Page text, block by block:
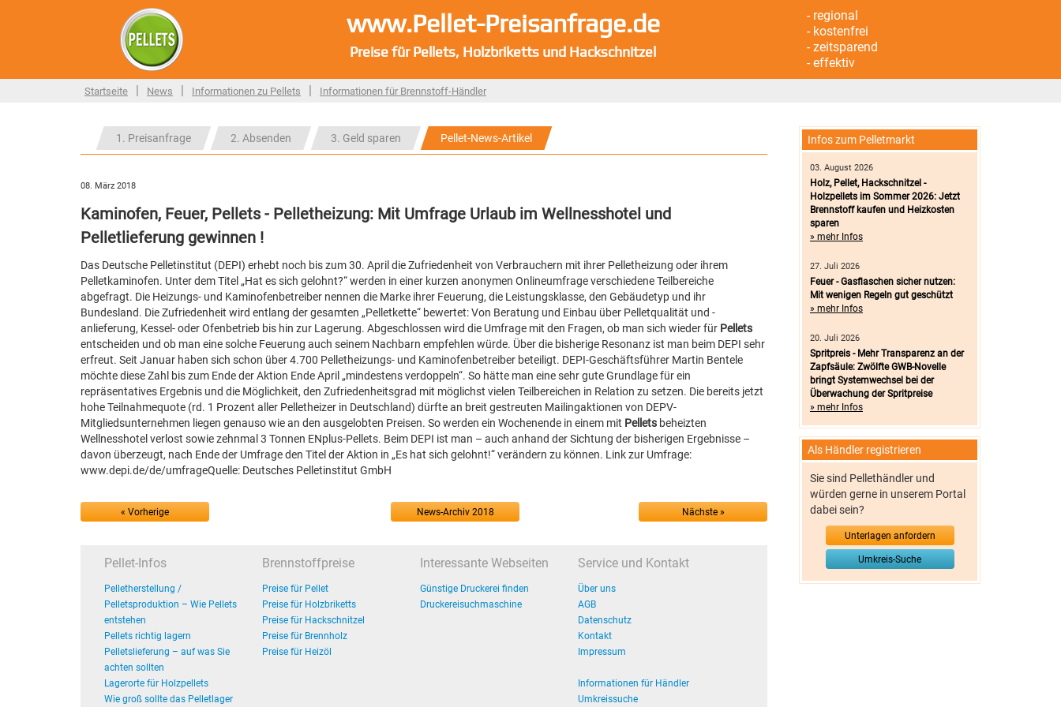
www.Pellet-Preisanfrage.de
Preise für Pellets, Holzbriketts und Hackschnitzel
- regional
- kostenfrei
- zeitsparend
- effektiv
Startseite | News | Informationen zu Pellets | Informationen für Brennstoff-Händler
1. Preisanfrage 2. Absenden 3. Geld sparen Pellet-News-Artikel
08. März 2018
Kaminofen, Feuer, Pellets - Pelletheizung: Mit Umfrage Urlaub im Wellnesshotel und
Pelletlieferung gewinnen !
Das Deutsche Pelletinstitut (DEPI) erhebt noch bis zum 30. April die Zufriedenheit von Verbrauchern mit ihrer Pelletheizung oder ihrem
Pelletkaminofen. Unter dem Titel „Hat es sich gelohnt?“ werden in einer kurzen anonymen Onlineumfrage verschiedene Teilbereiche
abgefragt. Die Heizungs- und Kaminofenbetreiber nennen die Marke ihrer Feuerung, die Leistungsklasse, den Gebäudetyp und ihr
Bundesland. Die Zufriedenheit wird entlang der gesamten „Pelletkette“ bewertet: Von Beratung und Einbau über Pelletqualität und -
anlieferung, Kessel- oder Ofenbetrieb bis hin zur Lagerung. Abgeschlossen wird die Umfrage mit den Fragen, ob man sich wieder für Pellets
entscheiden und ob man eine solche Feuerung auch seinem Nachbarn empfehlen würde. Über die bisherige Resonanz ist man beim DEPI sehr
erfreut. Seit Januar haben sich schon über 4.700 Pelletheizungs- und Kaminofenbetreiber beteiligt. DEPI-Geschäftsführer Martin Bentele
möchte diese Zahl bis zum Ende der Aktion Ende April „mindestens verdoppeln“. So hätte man eine sehr gute Grundlage für ein
repräsentatives Ergebnis und die Möglichkeit, den Zufriedenheitsgrad mit möglichst vielen Teilbereichen in Relation zu setzen. Die bereits jetzt
hohe Teilnahmequote (rd. 1 Prozent aller Pelletheizer in Deutschland) dürfte an breit gestreuten Mailingaktionen von DEPV-
Mitgliedsunternehmen liegen genauso wie an den ausgelobten Preisen. So werden ein Wochenende in einem mit Pellets beheizten
Wellnesshotel verlost sowie zehnmal 3 Tonnen ENplus-Pellets. Beim DEPI ist man – auch anhand der Sichtung der bisherigen Ergebnisse –
davon überzeugt, nach Ende der Umfrage den Titel der Aktion in „Es hat sich gelohnt!“ verändern zu können. Link zur Umfrage:
www.depi.de/de/umfrageQuelle: Deutsches Pelletinstitut GmbH
« Vorherige News-Archiv 2018 Nächste »
Infos zum Pelletmarkt
03. August 2026
Holz, Pellet, Hackschnitzel -
Holzpellets im Sommer 2026: Jetzt
Brennstoff kaufen und Heizkosten
sparen
» mehr Infos
27. Juli 2026
Feuer - Gasflaschen sicher nutzen:
Mit wenigen Regeln gut geschützt
» mehr Infos
20. Juli 2026
Spritpreis - Mehr Transparenz an der
Zapfsäule: Zwölfte GWB-Novelle
bringt Systemwechsel bei der
Überwachung der Spritpreise
» mehr Infos
Als Händler registrieren
Sie sind Pellethändler und
würden gerne in unserem Portal
dabei sein?
Unterlagen anfordern
Umkreis-Suche
Pellet-Infos
Pelletherstellung /
Pelletsproduktion – Wie Pellets
entstehen
Pellets richtig lagern
Pelletslieferung – auf was Sie
achten sollten
Lagerorte für Holzpellets
Wie groß sollte das Pelletlager
Brennstoffpreise
Preise für Pellet
Preise für Holzbriketts
Preise für Hackschnitzel
Preise für Brennholz
Preise für Heizöl
Interessante Webseiten
Günstige Druckerei finden
Druckereisuchmaschine
Service und Kontakt
Über uns
AGB
Datenschutz
Kontakt
Impressum
Informationen für Händler
Umkreissuche